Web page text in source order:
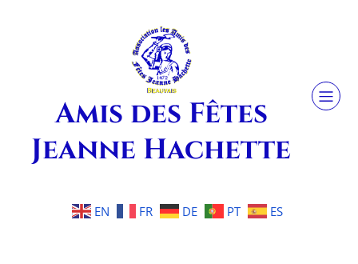
Amis des Fêtes
Jeanne Hachette
EN FR DE PT ES